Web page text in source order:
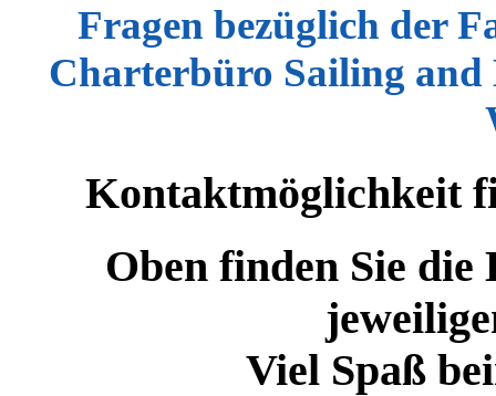
Fragen bezüglich der
Charterbüro Sailing and
Kontaktmöglichkeit
Oben finden Sie
Viel Spaß